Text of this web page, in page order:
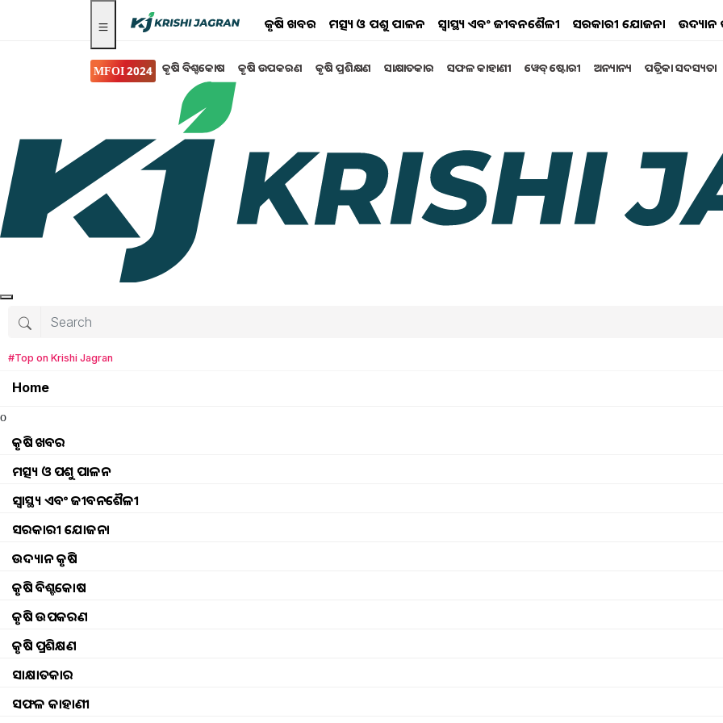
କୃଷି ଖବର ମତ୍ସ୍ୟ ଓ ପଶୁ ପାଳନ ସ୍ୱାସ୍ଥ୍ୟ ଏବଂ ଜୀବନଶୈଳୀ ସରକାରୀ ଯୋଜନା ଉଦ୍ୟାନ
MFOI 2024 କୃଷି ବିଶ୍ବକୋଷ କୃଷି ଉପକରଣ କୃଷି ପ୍ରଶିକ୍ଷଣ ସାକ୍ଷାତକାର ସଫଳ କାହାଣୀ ୱେବ୍ ଷ୍ଟୋରୀ ଅନ୍ୟାନ୍ୟ ପତ୍ରିକା ସଦସ୍ୟତା
#Top on Krishi Jagran
Home
o
କୃଷି ଖବର
ମତ୍ସ୍ୟ ଓ ପଶୁ ପାଳନ
ସ୍ୱାସ୍ଥ୍ୟ ଏବଂ ଜୀବନଶୈଳୀ
ସରକାରୀ ଯୋଜନା
ଉଦ୍ୟାନ କୃଷି
କୃଷି ବିଶ୍ବକୋଷ
କୃଷି ଉପକରଣ
କୃଷି ପ୍ରଶିକ୍ଷଣ
ସାକ୍ଷାତକାର
ସଫଳ କାହାଣୀ
ସରକାରୀ ସ୍କିମ
E-Kisan Upaj Nidhi Yojana: ୭% ସୁଧରେ ଉପଲବ୍ଧ
ହେବ ଋଣ
ଏହି ଯୋଜନା ଅଧୀନରେ ସହଜରେ ଲାଭ ପାଇପାରିବେ ......